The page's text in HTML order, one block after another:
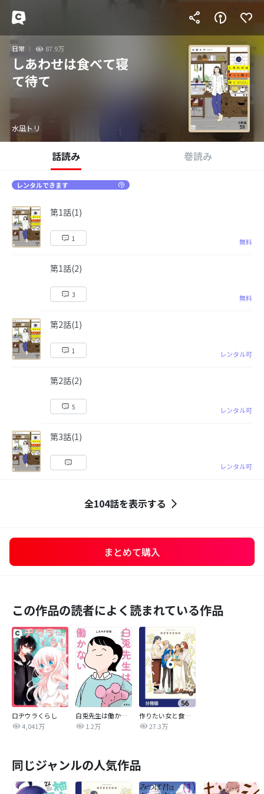
日常 87.9万
しあわせは食べて寝
て待て
水凪トリ
話読み 巻読み
レンタルできます
第1話(1)
1 無料
第1話(2)
3 無料
第2話(1)
1 レンタル可
第2話(2)
5 レンタル可
第3話(1)
レンタル可
全104話を表示する
まとめて購入
この作品の読者によく読まれている作品
ロヂウラくらし
4,041万
白兎先生は働かない【タテヨミ】
1.2万
作りたい女と食べたい女【分冊版】
27.3万
同じジャンルの人気作品